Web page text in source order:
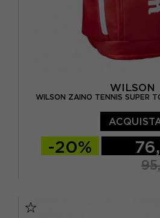
WILSON
WILSON ZAINO TENNIS SUPER
-20%